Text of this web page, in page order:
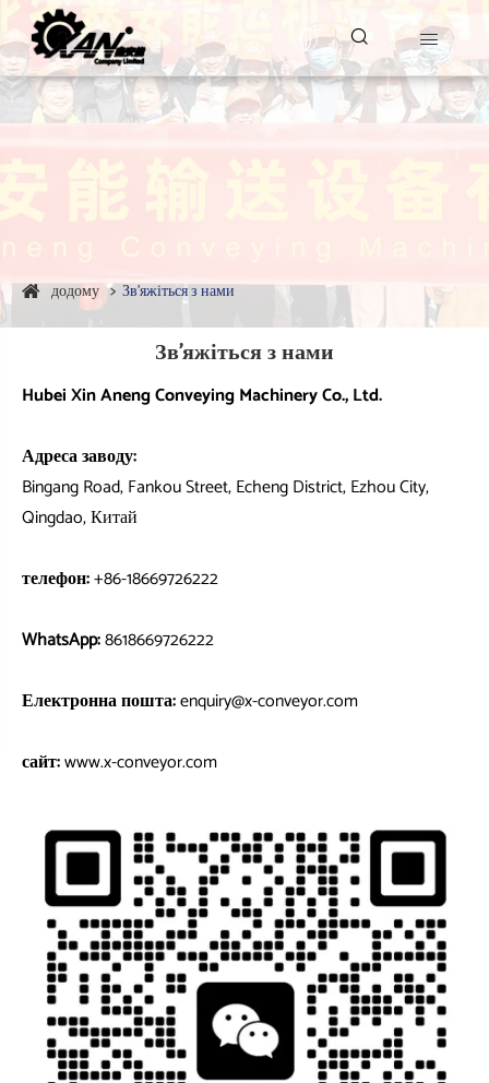
 
додому Зв'яжіться з нами
Зв'яжіться з нами
Hubei Xin Aneng Conveying Machinery Co., Ltd.
Адреса заводу:
Bingang Road, Fankou Street, Echeng District, Ezhou City,
Qingdao, Китай
телефон:+86-18669726222
WhatsApp:8618669726222
Електронна пошта:enquiry@x-conveyor.com
сайт:www.x-conveyor.com